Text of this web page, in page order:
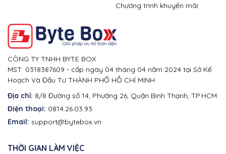
Chương trình khuyến mãi
CÔNG TY TNHH BYTE BOX
MST: 0318387609 - cấp ngày 04 tháng 04 năm 2024 tại Sở Kế
Hoạch Và Đầu Tư THÀNH PHỐ HỒ CHÍ MINH
Địa chỉ: 8/8 Đường số 14, Phường 26, Quận Bình Thạnh, TP.HCM
Điện thoại: 0814.26.03.93
Email: support@bytebox.vn
THỜI GIAN LÀM VIỆC